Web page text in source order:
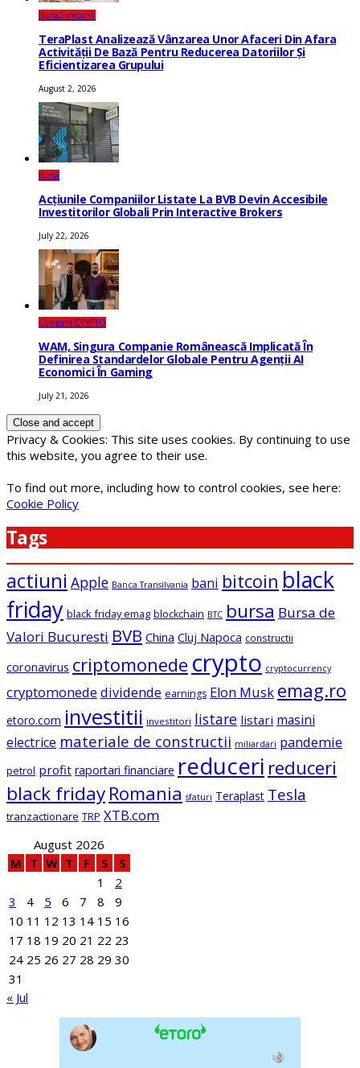
BursaCompanii
TeraPlast Analizează Vânzarea Unor Afaceri Din Afara
Activității De Bază Pentru Reducerea Datoriilor Și
Eficientizarea Grupului
August 2, 2026
Bursa
Acțiunile Companiilor Listate La BVB Devin Accesibile
Investitorilor Globali Prin Interactive Brokers
July 22, 2026
CompaniiCRYPTO
WAM, Singura Companie Românească Implicată În
Definirea Standardelor Globale Pentru Agenții AI
Economici În Gaming
July 21, 2026
Privacy & Cookies: This site uses cookies. By continuing to use
this website, you agree to their use.
To find out more, including how to control cookies, see here:
Cookie Policy
Tags
actiuni Apple Banca Transilvania bani bitcoin black
friday black friday emag blockchain BTC bursa Bursa de
Valori Bucuresti BVB China Cluj Napoca constructii
coronavirus criptomonede crypto cryptocurrency
cryptomonede dividende earnings Elon Musk emag.ro
etoro.com investitii investitori listare listari masini
electrice materiale de constructii miliardari pandemie
petrol profit raportari financiare reduceri reduceri
black friday Romania sfaturi Teraplast Tesla
tranzactionare TRP XTB.com
August 2026
M T W T F S
S
1
2
3
4 5 6 7 8
9
10 11 12 13 14 15 16
17 18 19 20 21 22 23
24 25 26 27 28 29 30
31
« Jul